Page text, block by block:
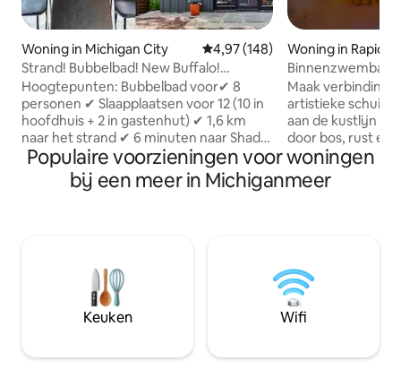
Woning in Michigan City Gemiddelde beoordeling van
4,97 (148)
Strand! Bubbelbad! New Buffalo!
Vuurplaats! Kingsize bed!
Hoogtepunten: Bubbelbad voor✔ 8
personen ✔ Slaapplaatsen voor 12 (10 in
hoofdhuis + 2 in gastenhut) ✔ 1,6 km
naar het strand ✔ 6 minuten naar Shady
Creek Winery ✔ 10 minuten naar New
Buffalo + Michigan City Buitenvuurplaats
✔ & picknicktafel ✔ Gasbarbecue ✔
kinderen ✔ Strandstoelen, speelgoed,
wagen en handdoeken ✔
Pickleballpeddels en nabijgelegen banen
Parkeren voor✔ vier voertuigen Bureau
Volledig gevuld
Woning in Rapid
Binnenzwembad,
huis in schuurstijl
Maak verbinding
artistieke
aan de kustlijn
door bos, rust en
gegarandeerd.
11 volwassenen
kinderen op
boomhut,
zijn allemaal van
tijdens je verblijf. * Toegang tot het
meer is beperkt
Populaire voorzieningen voor woningen
bij een meer in Michiganmeer
Keuken Wifi